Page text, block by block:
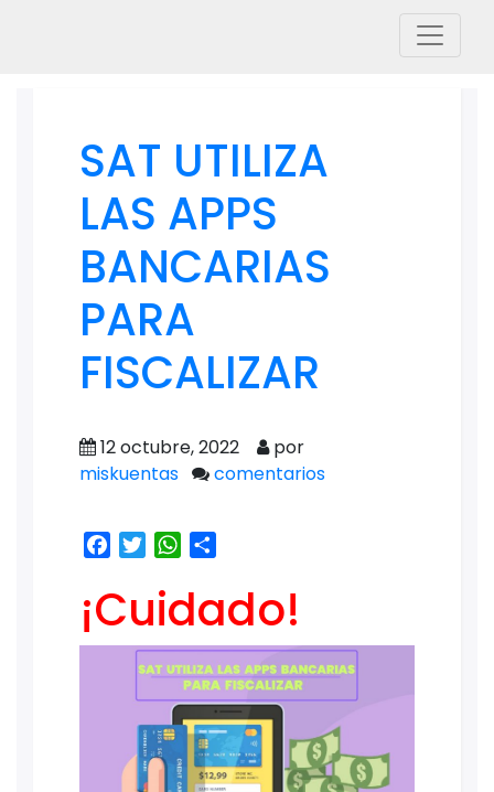
SAT UTILIZA
LAS APPS
BANCARIAS
PARA
FISCALIZAR
12 octubre, 2022
por
miskuentas
comentarios
Facebook
TwitterWhatsApp
¡Cuidado!